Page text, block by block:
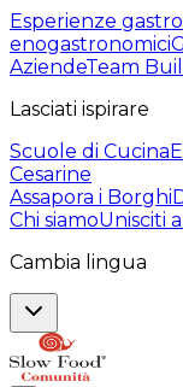
Esperienze
enogastronomici
AziendeTeam
Lasciati ispirare
Scuole di Cucina
Cesarine
Assapora i Borghi
Chi siamoUnisciti
Cambia lingua